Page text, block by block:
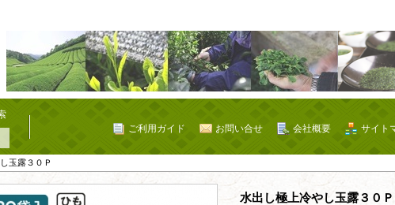
サイト
会社概要
お問い合せ
ご利用ガイド
玉露３０Ｐ
水出し極上冷やし玉露３０Ｐ